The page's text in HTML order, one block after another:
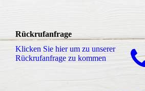
Rückrufanfrage
Klicken Sie hier um zu unserer
Rückrufanfrage zu kommen